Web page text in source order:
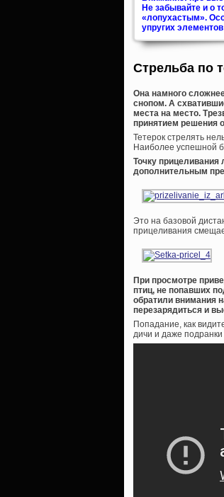
Не забывайте и о
«лопухастым».
упругих
Стрельба по
Она намного
снопом. А
места на место.
принятием решения
Тетерок стрелять
Наиболее успешной
Точку
дополнительным
Это на базовой
прицеливания
При просмотре
птиц, не попавших
обратили внимания
перезарядиться и
Попадание, как
дичи и даже